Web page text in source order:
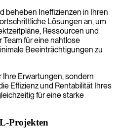
beheben Ineffizienzen in Ihren
Lösungen an, um
Ressourcen und
für eine nahtlose
Beeinträchtigungen zu
Ihre Erwartungen, sondern
Effizienz und Rentabilität Ihres
für eine starke
Projekten